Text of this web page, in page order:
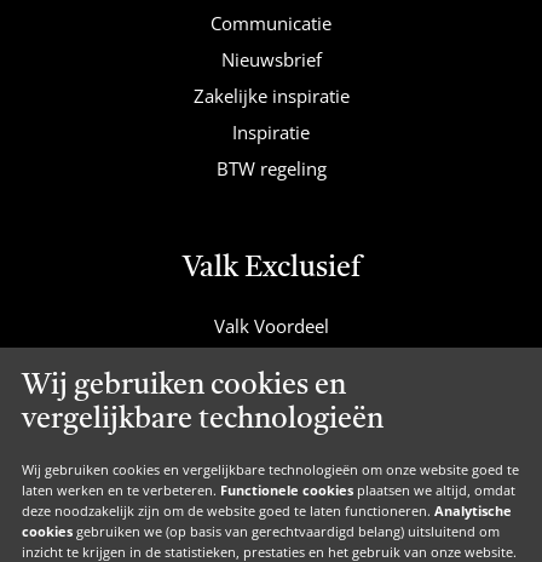
Wij gebruiken cookies en
vergelijkbare technologieën
Wij gebruiken cookies en vergelijkbare technologieën om onze website goed te
laten werken en te verbeteren. Functionele cookies plaatsen we altijd, omdat
deze noodzakelijk zijn om de website goed te laten functioneren. Analytische
cookies gebruiken we (op basis van gerechtvaardigd belang) uitsluitend om
inzicht te krijgen in de statistieken, prestaties en het gebruik van onze website.
Communicatie
Nieuwsbrief
Zakelijke inspiratie
Inspiratie
BTW regeling
Valk Exclusief
Valk Voordeel
Valk Suites
Valk Jobs
Valk Exclusief Membership
Valk Voor Thuis
Valk Exclusief Zakelijk